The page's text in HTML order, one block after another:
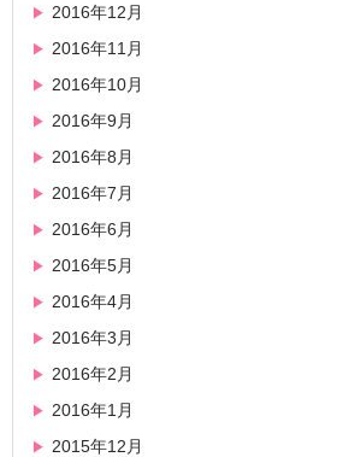
2016年12月
2016年11月
2016年10月
2016年9月
2016年8月
2016年7月
2016年6月
2016年5月
2016年4月
2016年3月
2016年2月
2016年1月
2015年12月